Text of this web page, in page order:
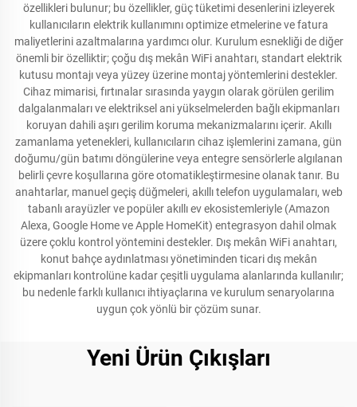
özellikleri bulunur; bu özellikler, güç tüketimi desenlerini izleyerek
kullanıcıların elektrik kullanımını optimize etmelerine ve fatura
maliyetlerini azaltmalarına yardımcı olur. Kurulum esnekliği de diğer
önemli bir özelliktir; çoğu dış mekân WiFi anahtarı, standart elektrik
kutusu montajı veya yüzey üzerine montaj yöntemlerini destekler.
Cihaz mimarisi, fırtınalar sırasında yaygın olarak görülen gerilim
dalgalanmaları ve elektriksel ani yükselmelerden bağlı ekipmanları
koruyan dahili aşırı gerilim koruma mekanizmalarını içerir. Akıllı
zamanlama yetenekleri, kullanıcıların cihaz işlemlerini zamana, gün
doğumu/gün batımı döngülerine veya entegre sensörlerle algılanan
belirli çevre koşullarına göre otomatikleştirmesine olanak tanır. Bu
anahtarlar, manuel geçiş düğmeleri, akıllı telefon uygulamaları, web
tabanlı arayüzler ve popüler akıllı ev ekosistemleriyle (Amazon
Alexa, Google Home ve Apple HomeKit) entegrasyon dahil olmak
üzere çoklu kontrol yöntemini destekler. Dış mekân WiFi anahtarı,
konut bahçe aydınlatması yönetiminden ticari dış mekân
ekipmanları kontrolüne kadar çeşitli uygulama alanlarında kullanılır;
bu nedenle farklı kullanıcı ihtiyaçlarına ve kurulum senaryolarına
uygun çok yönlü bir çözüm sunar.
Yeni Ürün Çıkışları